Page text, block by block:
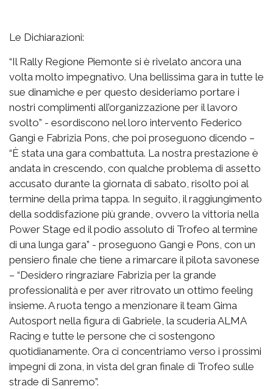
Le Dichiarazioni:
“Il Rally Regione Piemonte si è rivelato ancora una
volta molto impegnativo. Una bellissima gara in tutte le
sue dinamiche e per questo desideriamo portare i
nostri complimenti all’organizzazione per il lavoro
svolto” - esordiscono nel loro intervento Federico
Gangi e Fabrizia Pons, che poi proseguono dicendo –
“È stata una gara combattuta. La nostra prestazione è
andata in crescendo, con qualche problema di assetto
accusato durante la giornata di sabato, risolto poi al
termine della prima tappa. In seguito, il raggiungimento
della soddisfazione più grande, ovvero la vittoria nella
Power Stage ed il podio assoluto di Trofeo al termine
di una lunga gara” - proseguono Gangi e Pons, con un
pensiero finale che tiene a rimarcare il pilota savonese
– “Desidero ringraziare Fabrizia per la grande
professionalità e per aver ritrovato un ottimo feeling
insieme. A ruota tengo a menzionare il team Gima
Autosport nella figura di Gabriele, la scuderia ALMA
Racing e tutte le persone che ci sostengono
quotidianamente. Ora ci concentriamo verso i prossimi
impegni di zona, in vista del gran finale di Trofeo sulle
strade di Sanremo”.